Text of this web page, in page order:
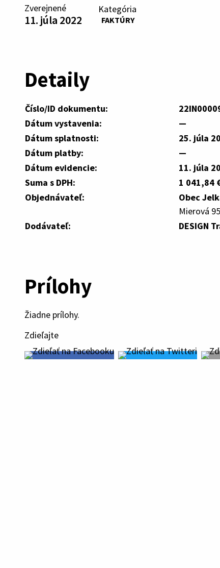
Zverejnené
11. júla 2022
Kategória
FAKTÚRY
Detaily
Číslo/ID dokumentu:
Dátum vystavenia:
—
Dátum splatnosti:
25. júla
Dátum platby:
—
Dátum evidencie:
11. júla
Suma s DPH:
1 041,84
Objednávateľ:
Obec
Mierová
Dodávateľ:
DESIGN
Prílohy
Žiadne prílohy.
Zdieľajte